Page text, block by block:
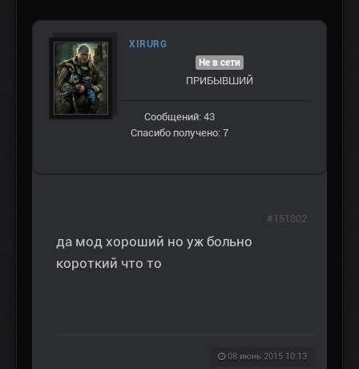
XIRURG
Не в сети
ПРИБЫВШИЙ
Сообщений: 43
Спасибо получено: 7
да мод хороший но уж больно
короткий что то
08 июнь 2015 10:13
#151802